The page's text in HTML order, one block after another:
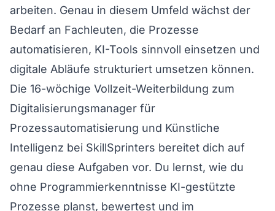
arbeiten. Genau in diesem Umfeld wächst der
Bedarf an Fachleuten, die Prozesse
automatisieren, KI-Tools sinnvoll einsetzen und
digitale Abläufe strukturiert umsetzen können.
Die 16-wöchige Vollzeit-Weiterbildung zum
Digitalisierungsmanager für
Prozessautomatisierung und Künstliche
Intelligenz bei SkillSprinters bereitet dich auf
genau diese Aufgaben vor. Du lernst, wie du
ohne Programmierkenntnisse KI-gestützte
Prozesse planst, bewertest und im